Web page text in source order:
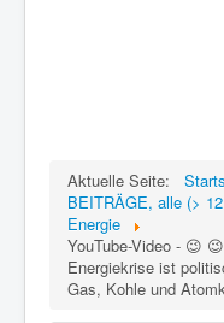
Aktuelle Seite:
BEITRÄGE, alle (>
Energie
YouTube-Video - 😉
Energiekrise ist
Gas, Kohle und